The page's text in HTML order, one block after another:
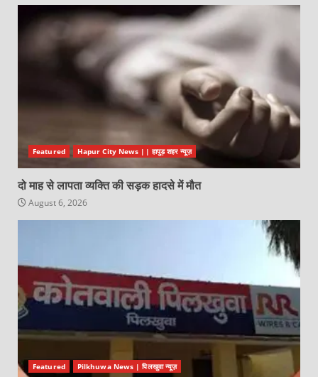
Featured Hapur City News || हापुड़ शहर न्यूज़
दो माह से लापता व्यक्ति की सड़क हादसे में मौत
August 6, 2026
Featured Pilkhuwa News | पिलखुवा न्यूज़